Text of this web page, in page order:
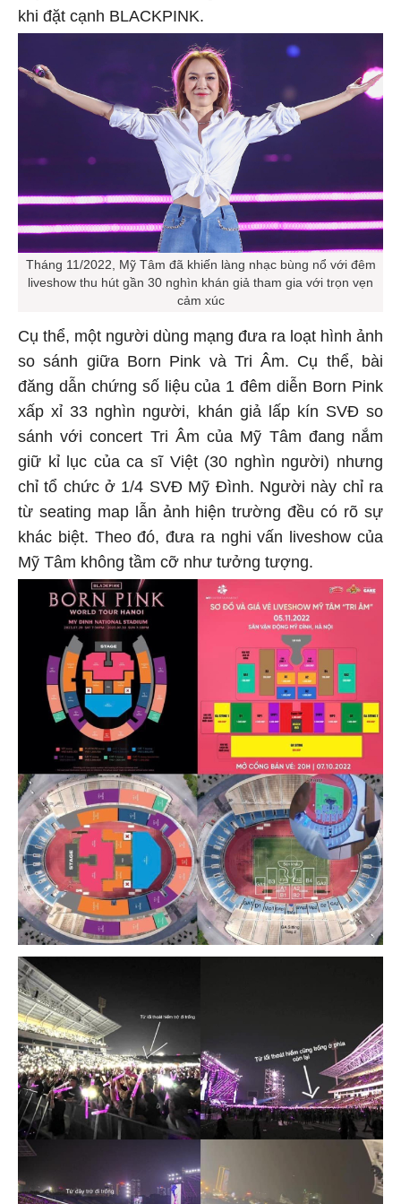
khi đặt cạnh BLACKPINK.
Tháng 11/2022, Mỹ Tâm đã khiến làng nhạc bùng nổ với đêm
liveshow thu hút gần 30 nghìn khán giả tham gia với trọn vẹn
cảm xúc
Cụ thể, một người dùng mạng đưa ra loạt hình ảnh
so sánh giữa Born Pink và Tri Âm. Cụ thể, bài
đăng dẫn chứng số liệu của 1 đêm diễn Born Pink
xấp xỉ 33 nghìn người, khán giả lấp kín SVĐ so
sánh với concert Tri Âm của Mỹ Tâm đang nắm
giữ kỉ lục của ca sĩ Việt (30 nghìn người) nhưng
chỉ tổ chức ở 1/4 SVĐ Mỹ Đình. Người này chỉ ra
từ seating map lẫn ảnh hiện trường đều có rõ sự
khác biệt. Theo đó, đưa ra nghi vấn liveshow của
Mỹ Tâm không tầm cỡ như tưởng tượng.